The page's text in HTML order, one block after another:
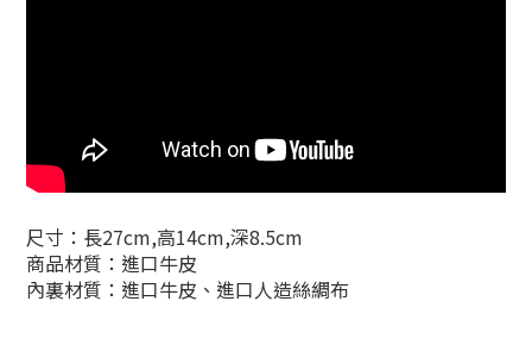
尺寸：長27cm,高14cm,深8.5cm
商品材質：進口牛皮
內裏材質：進口牛皮、進口人造絲綢布